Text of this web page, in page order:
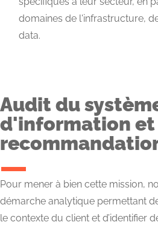
domaines de l'infrastructure,
data.
Audit du
d'information et
Pour mener à bien cette mission,
démarche analytique permettant
le contexte du client et d’identifier